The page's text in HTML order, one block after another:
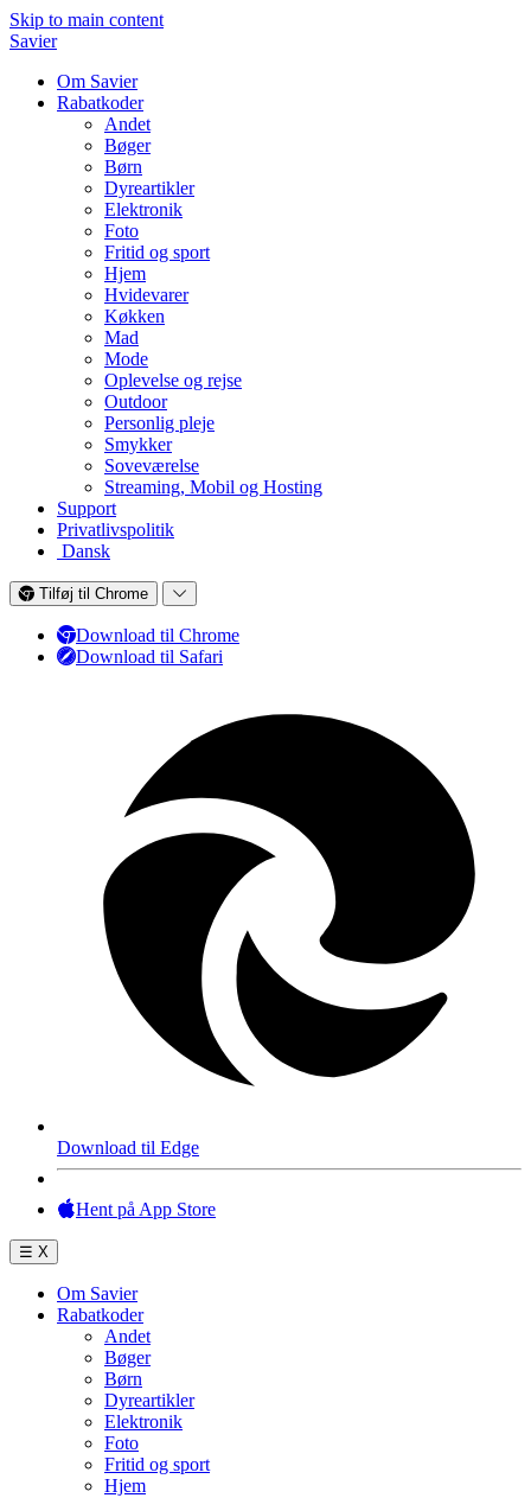
Skip to main content
Savier
Om Savier
Rabatkoder
Andet
Bøger
Børn
Dyreartikler
Elektronik
Foto
Fritid og sport
Hjem
Hvidevarer
Køkken
Mad
Mode
Oplevelse og rejse
Outdoor
Personlig pleje
Smykker
Soveværelse
Streaming, Mobil og Hosting
Support
Privatlivspolitik
Dansk
Tilføj til Chrome
Download til Chrome
Download til Safari
Download til Edge
Hent på App Store
☰ X
Om Savier
Rabatkoder
Andet
Bøger
Børn
Dyreartikler
Elektronik
Foto
Fritid og sport
Hjem